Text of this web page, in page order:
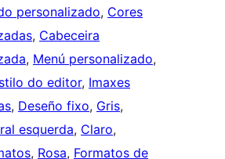
personalizado, Cores
, Cabeceira
, Menú personalizado
do editor, Imaxes
, Deseño fixo, Gris
esquerda, Claro
, Rosa, Formatos de